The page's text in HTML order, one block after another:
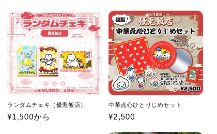
価
格
価
格
ランダムチェキ（優兎飯店）
通
¥1,500から
中華点心ひとりじめセット
通
¥2,500